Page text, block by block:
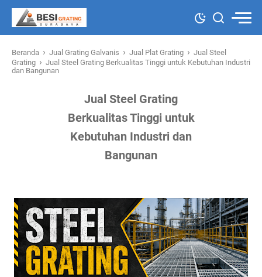
Beranda › Jual Grating Galvanis › Jual Plat Grating › Jual Steel
Grating › Jual Steel Grating Berkualitas Tinggi untuk Kebutuhan Industri
dan Bangunan
Jual Steel Grating
Berkualitas Tinggi untuk
Kebutuhan Industri dan
Bangunan